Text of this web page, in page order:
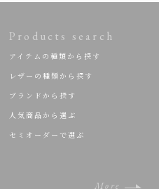
More
Products search
アイテムの種類から探す
レザーの種類から探す
ブランドから探す
人気商品から選ぶ
セミオーダーで選ぶ